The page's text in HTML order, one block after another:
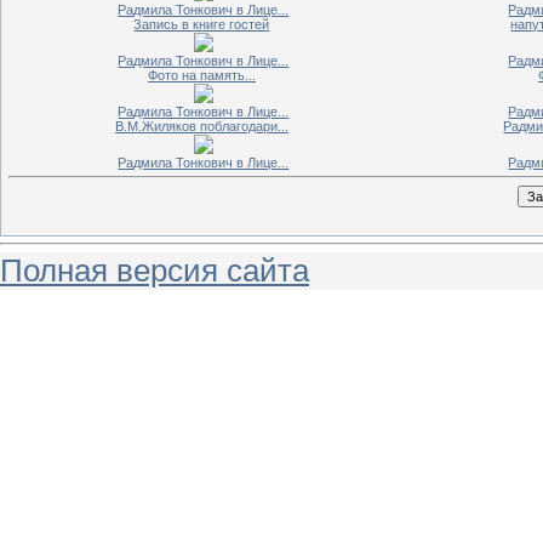
Радмила Тонкович в Лице...
Запись в книге гостей
Радмила Тонкович в Лице...
Фото на память...
Радмила Тонкович в Лице...
В.М.Жиляков поблагодари...
Радмила Тонкович в Лице...
Полная версия сайта